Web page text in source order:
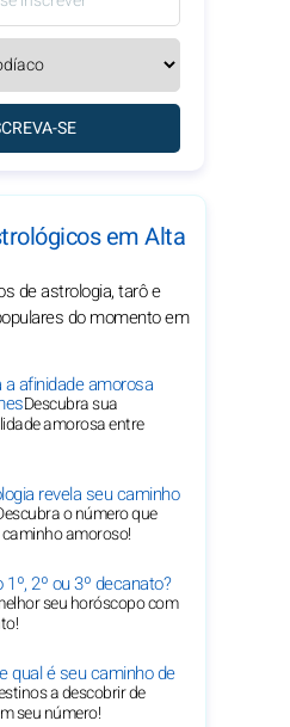
SE
em Alta
de astrologia, tarô e
do momento em
afinidade amorosa
Descubra sua
amorosa entre
revela seu caminho
o número que
caminho amoroso!
2º ou 3º decanato?
seu horóscopo com
qual é seu caminho de
a descobrir de
seu número!